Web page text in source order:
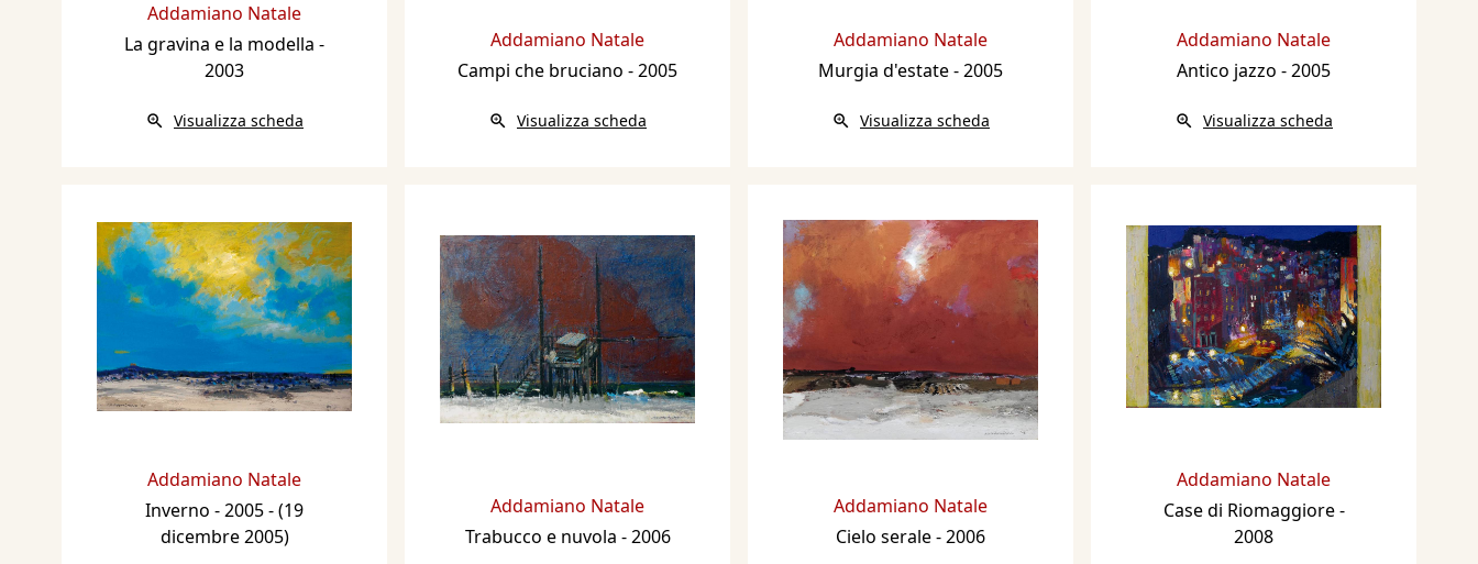
Addamiano Natale
La gravina e la modella -
2003
Visualizza scheda
Addamiano Natale
Campi che bruciano - 2005
Visualizza scheda
Addamiano Natale
Murgia d'estate- 2005
Visualizza scheda
Addamiano Natale
Antico jazzo - 2005
Visualizza scheda
Addamiano Natale
Inverno - 2005 - (19
dicembre 2005)
Addamiano Natale
Trabucco e nuvola - 2006
Addamiano Natale
Cielo serale- 2006
Addamiano Natale
Case di Riomaggiore-
2008